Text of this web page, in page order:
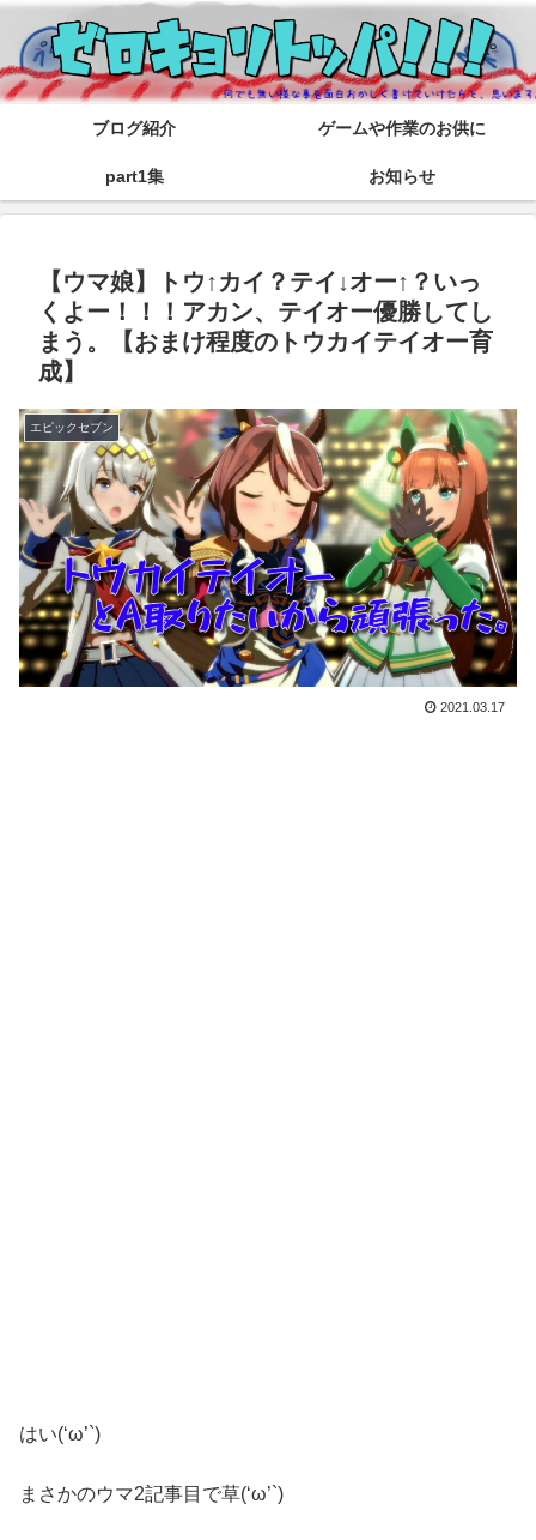
ブログ紹介 ゲームや作業のお供に
part1集 お知らせ
【ウマ娘】トウ↑カイ？テイ↓オー↑？いっ
くよー！！！アカン、テイオー優勝してし
まう。【おまけ程度のトウカイテイオー育
成】
エピックセブン
2021.03.17
はい(‘ω’`)
まさかのウマ2記事目で草(‘ω’`)